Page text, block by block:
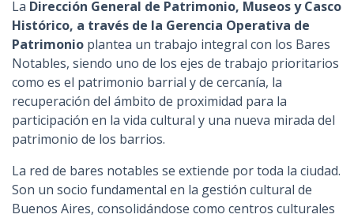
La Dirección General de Patrimonio, Museos y Casco
Histórico, a través de la Gerencia Operativa de
Patrimonio plantea un trabajo integral con los Bares
Notables, siendo uno de los ejes de trabajo prioritarios
como es el patrimonio barrial y de cercanía, la
recuperación del ámbito de proximidad para la
participación en la vida cultural y una nueva mirada del
patrimonio de los barrios.
La red de bares notables se extiende por toda la ciudad.
Son un socio fundamental en la gestión cultural de
Buenos Aires, consolidándose como centros culturales